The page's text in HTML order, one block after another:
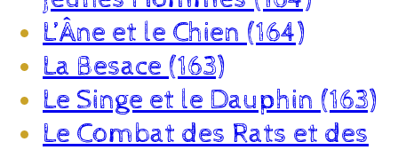
L’Âne et le Chien (164)
La Besace (163)
Le Singe et le Dauphin (163)
Le Combat des Rats et des